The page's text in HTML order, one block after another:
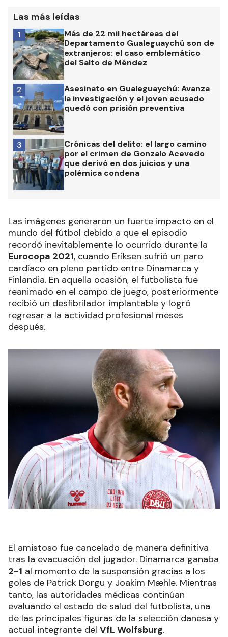
Las más leídas
Más de 22 mil hectáreas del
Departamento Gualeguaychú son de
extranjeros: el caso emblemático
del Salto de Méndez
1
Asesinato en Gualeguaychú: Avanza
la investigación y el joven acusado
quedó con prisión preventiva
2
Crónicas del delito: el largo camino
por el crimen de Gonzalo Acevedo
que derivó en dos juicios y una
polémica condena
3
Las imágenes generaron un fuerte impacto en el
mundo del fútbol debido a que el episodio
recordó inevitablemente lo ocurrido durante la
Eurocopa 2021, cuando Eriksen sufrió un paro
cardíaco en pleno partido entre Dinamarca y
Finlandia. En aquella ocasión, el futbolista fue
reanimado en el campo de juego, posteriormente
recibió un desfibrilador implantable y logró
regresar a la actividad profesional meses
después.
El amistoso fue cancelado de manera definitiva
tras la evacuación del jugador. Dinamarca ganaba
2-1 al momento de la suspensión gracias a los
goles de Patrick Dorgu y Joakim Mæhle. Mientras
tanto, las autoridades médicas continúan
evaluando el estado de salud del futbolista, una
de las principales figuras de la selección danesa y
actual integrante del VfL Wolfsburg.